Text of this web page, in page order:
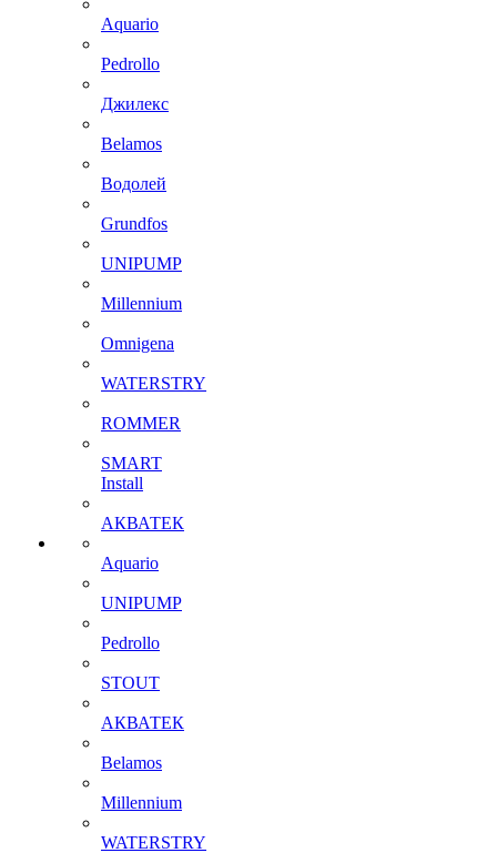
Aquario
Pedrollo
Джилекс
Belamos
Водолей
Grundfos
UNIPUMP
Millennium
Omnigena
WATERSTRY
ROMMER
SMART
Install
АКВАТЕК
Aquario
UNIPUMP
Pedrollo
STOUT
АКВАТЕК
Belamos
Millennium
WATERSTRY